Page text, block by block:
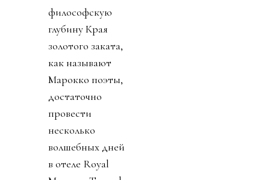
философскую
глубину Края
золотого заката,
как называют
Марокко поэты,
достаточно
провести
несколько
волшебных дней
в отеле Royal